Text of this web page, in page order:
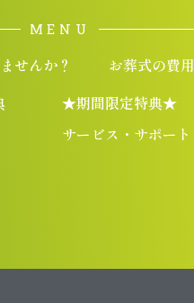
MENU
せんか？
お葬式の費用
★期間限定特典★
サービス・サポート